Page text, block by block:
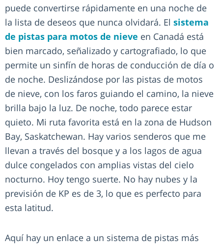
puede convertirse rápidamente en una noche de
la lista de deseos que nunca olvidará. El sistema
de pistas para motos de nieve en Canadá está
bien marcado, señalizado y cartografiado, lo que
permite un sinfín de horas de conducción de día o
de noche. Deslizándose por las pistas de motos
de nieve, con los faros guiando el camino, la nieve
brilla bajo la luz. De noche, todo parece estar
quieto. Mi ruta favorita está en la zona de Hudson
Bay, Saskatchewan. Hay varios senderos que me
llevan a través del bosque y a los lagos de agua
dulce congelados con amplias vistas del cielo
nocturno. Hoy tengo suerte. No hay nubes y la
previsión de KP es de 3, lo que es perfecto para
esta latitud.
Aquí hay un enlace a un sistema de pistas más